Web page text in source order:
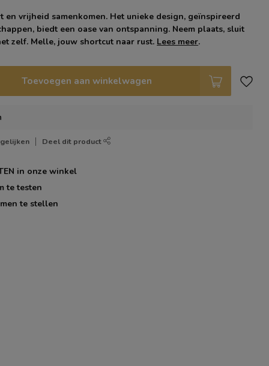
en vrijheid samenkomen. Het unieke design, geïnspireerd
biedt een oase van ontspanning. Neem plaats, sluit
zelf. Melle, jouw shortcut naar rust. Lees meer.
Toevoegen aan winkelwagen
Deel dit product
in onze winkel
te testen
te stellen